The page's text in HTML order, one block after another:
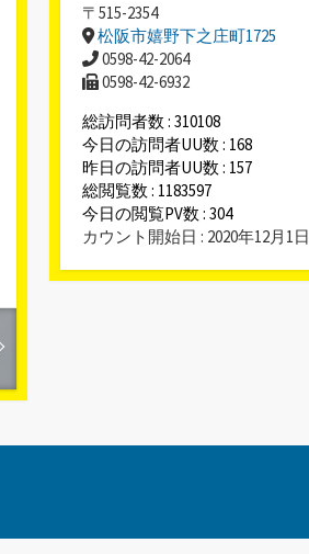
〒515-2354
松阪市嬉野下之庄町1725
0598-42-2064
0598-42-6932
総訪問者数 : 310108
今日の訪問者UU数 : 168
昨日の訪問者UU数 : 157
総閲覧数 : 1183597
今日の閲覧PV数 : 304
カウント開始日 : 2020年12月1日